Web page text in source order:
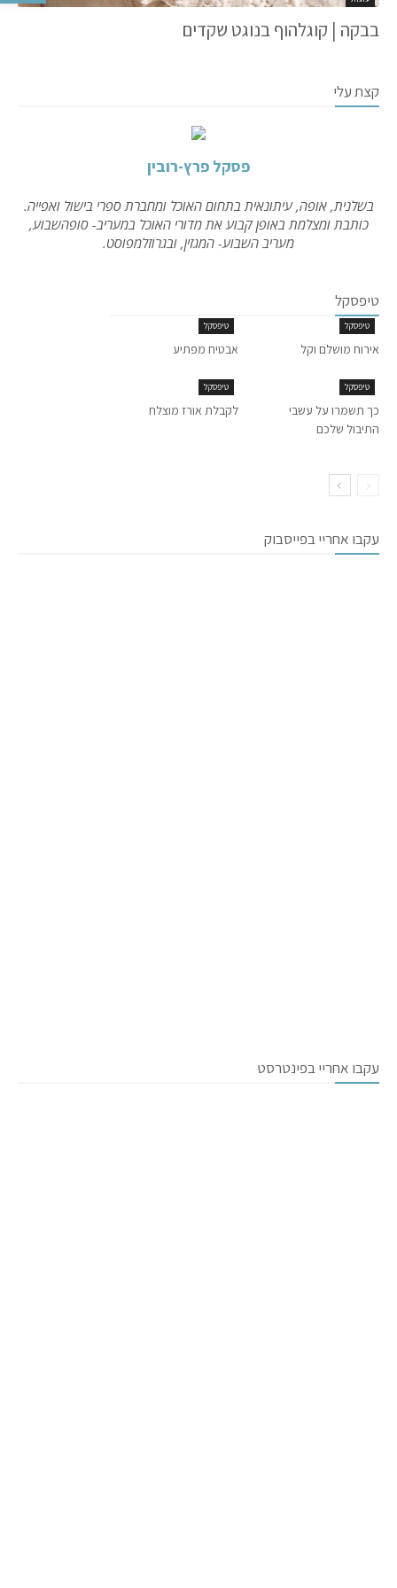
בבקה | קוגלהוף בנוגט שקדים
קצת עלי
פסקל פרץ-רובין
בשלנית, אופה, עיתונאית בתחום האוכל ומחברת ספרי בישול ואפייה.
כותבת ומצלמת באופן קבוע את מדורי האוכל במעריב- סופהשבוע,
מעריב השבוע- המגזין, ובגרוזלמפוסט.
טיפסקל
טיפסקל
אירוח מושלם וקל
טיפסקל
אבטיח מפתיע
טיפסקל
כך תשמרו על עשבי
התיבול שלכם
טיפסקל
לקבלת אורז מוצלח
עקבו אחריי בפייסבוק
עקבו אחריי בפינטרסט